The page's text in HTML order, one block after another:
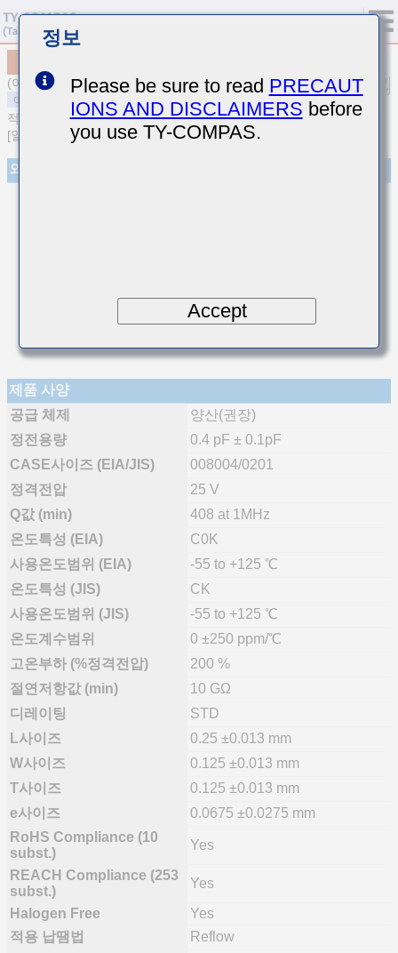
(이전품번 TMK021CK0R4BK-W)
적층 세라믹 커패시터
[일반용 적층 세라믹 커패시터(온도보상용)]
외관
제품 사양
공급 체제
양산(권장)
정전용량
0.4 pF ± 0.1pF
CASE사이즈 (EIA/JIS)
008004/0201
정격전압
25 V
Q값 (min)
408 at 1MHz
온도특성 (EIA)
C0K
사용온도범위 (EIA)
-55 to +125 ℃
온도특성 (JIS)
CK
사용온도범위 (JIS)
-55 to +125 ℃
온도계수범위
0 ±250 ppm/℃
고온부하 (%정격전압)
200 %
절연저항값 (min)
10 GΩ
디레이팅
STD
L사이즈
0.25 ±0.013 mm
W사이즈
0.125 ±0.013 mm
T사이즈
0.125 ±0.013 mm
e사이즈
0.0675 ±0.0275 mm
RoHS Compliance (10
subst.)
Yes
REACH Compliance (253
subst.)
Yes
Halogen Free
Yes
적용 납땜법
Reflow
정보
Please be sure to read PRECAUT
IONS AND DISCLAIMERS before
you use TY-COMPAS.
Accept